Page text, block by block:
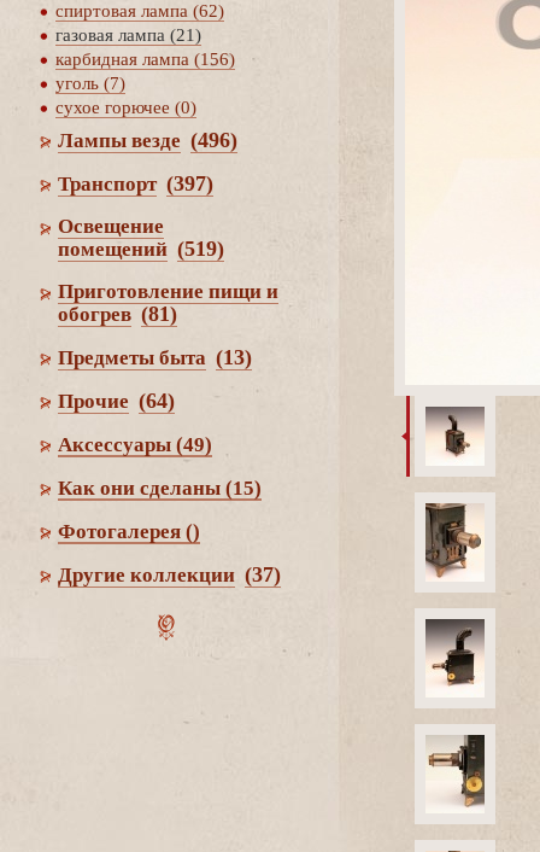
спиртовая лампа (62)
азовая лампа (21)
карбидная лампа (156)
уголь (7)
сухое горючее (0)
Лампы везде (496)
Транспорт (397)
Освещение
помещений (519)
Приготовление пищи и
обогре (81)
Предметы быта (13)
Прочие (64)
Аксессуары (49)
Как они сделаны (15)
Фотогалерея ()
Другие коллекции (37)